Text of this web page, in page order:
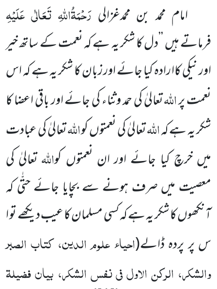
امام محمد بن محمدغزالی رَحْمَۃُاللہِ تَعَالٰی عَلَیْہِ
فرماتے ہیں ’’دل کا شکر یہ ہے کہ نعمت کے ساتھ خیر
اور نیکی کاا رادہ کیا جائے اور زبان کا شکر یہ ہے کہ اس
نعمت پراللہتعالیٰ کی حمد وثناء کی جائے اور باقی اعضا کا
شکر یہ ہے کہاللہتعالیٰ کی نعمتوں کواللہتعالیٰ کی عبادت
میں خرچ کیا جائے اور ان نعمتوں کواللہتعالیٰ کی
معصیت میں صرف ہونے سے بچایا جائے حتّٰی کہ
آنکھوں کا شکر یہ ہے کہ کسی مسلمان کا عیب دیکھے تو ا
س پر پردہ ڈالے(احیاء علوم الدین، کتاب الصبر
والشکر، الرکن الاول فی نفس الشکر، بیان فضیلۃ